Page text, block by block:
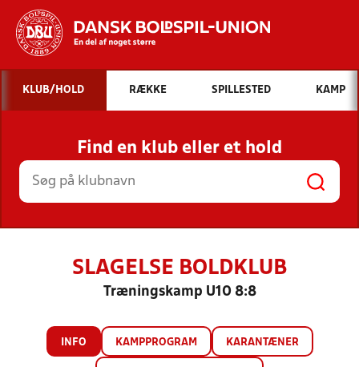
Hvad vil du søge efter?
INDHOLD OG NYHEDER
STILLINGER, RESULTATER, KLUBBER OG
HOLD
KLUB/HOLD RÆKKE SPILLESTED KAMP
Find en klub eller et hold
SLAGELSE BOLDKLUB
Træningskamp U10 8:8
INFO KAMPPROGRAM KARANTÆNER